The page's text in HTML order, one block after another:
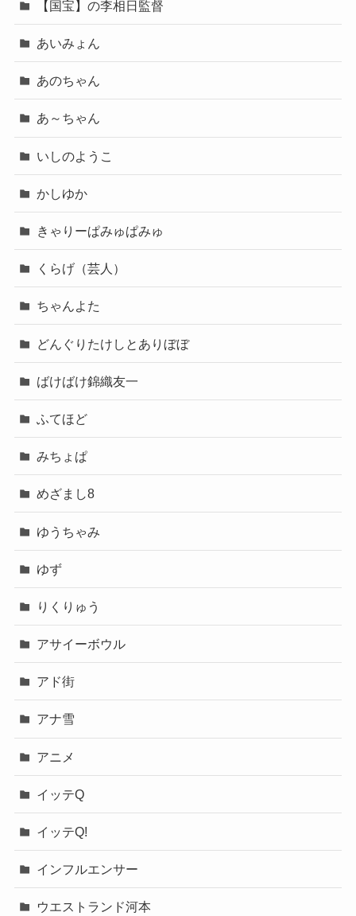
【国宝】の李相日監督
あいみょん
あのちゃん
あ～ちゃん
いしのようこ
かしゆか
きゃりーぱみゅぱみゅ
くらげ（芸人）
ちゃんよた
どんぐりたけしとありぼぼ
ばけばけ錦織友一
ふてほど
みちょぱ
めざまし8
ゆうちゃみ
ゆず
りくりゅう
アサイーボウル
アド街
アナ雪
アニメ
イッテQ
イッテQ!
インフルエンサー
ウエストランド河本